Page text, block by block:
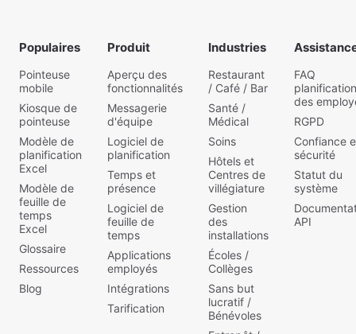
Populaires
Pointeuse
mobile
Kiosque de
pointeuse
Modèle de
planification
Excel
Modèle de
feuille de
temps
Excel
Glossaire
Ressources
Blog
Produit
Aperçu des
fonctionnalités
Messagerie
d'équipe
Logiciel de
planification
Temps et
présence
Logiciel de
feuille de
temps
Applications
employés
Intégrations
Tarification
Industries
Restaurant
/ Café / Bar
Santé /
Médical
Soins
Hôtels et
Centres de
villégiature
Gestion
des
installations
Écoles /
Collèges
Sans but
lucratif /
Bénévoles
FAQ
planification
des
RGPD
Confiance
sécurité
Statut du
système
API